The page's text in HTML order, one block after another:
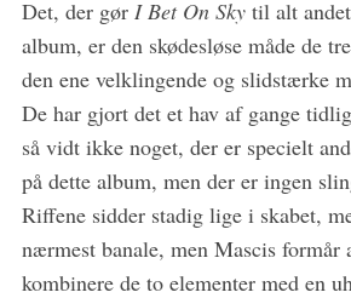
Det, der gør I Bet On Skytil alt
album, er den skødesløse måde de
den ene velklingende og slidstærke
De har gjort det et hav af gange
så vidt ikke noget, der er specielt
på dette album, men der er ingen
Riffene sidder stadig lige i skabet,
nærmest banale, men Mascis formår
kombinere de to elementer med en